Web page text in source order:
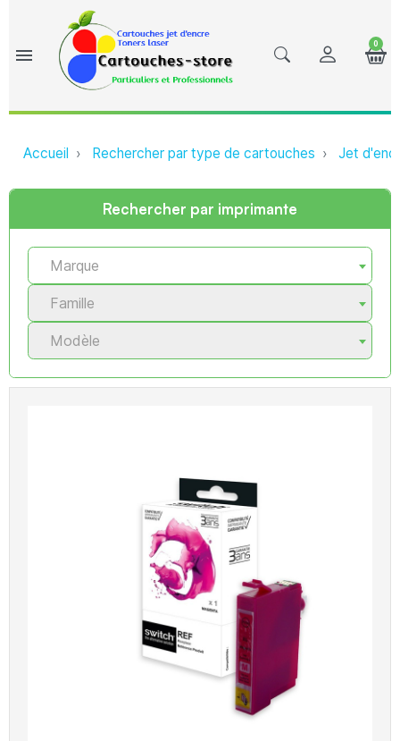
menu
0
Accueil Rechercher par type de cartouches Jet
Rechercher par imprimante
Marque
Famille
Modèle